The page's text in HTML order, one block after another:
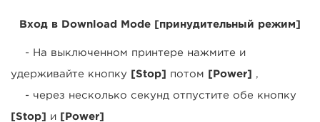
Вход в Download Mode [принудительный режим]
- На выключенном принтере нажмите и
удерживайте кнопку [Stop] потом [Power] ,
- через несколько секунд отпустите обе кнопку
[Stop] и [Power]